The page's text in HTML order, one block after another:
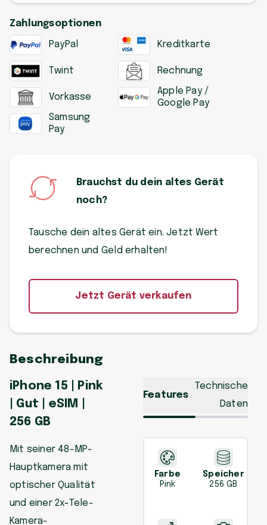
Zahlungsoptionen
PayPal Kreditkarte
Twint Rechnung
Vorkasse
Apple Pay /
Google Pay
Samsung
Pay
Brauchst du dein altes Gerät
noch?
Tausche dein altes Gerät ein. Jetzt Wert
berechnen und Geld erhalten!
Jetzt Gerät verkaufen
Beschreibung
iPhone 15 | Pink
| Gut | eSIM |
256 GB
Mit seiner 48-MP-
Hauptkamera mit
optischer Qualität
und einer 2x-Tele-
Kamera-
Features
Technische
Daten
Farbe
Pink
Speicher
256 GB